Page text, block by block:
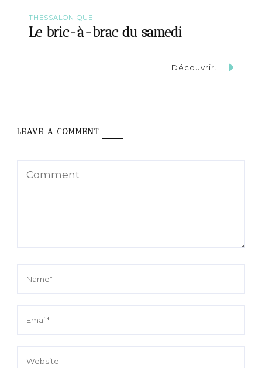
THESSALONIQUE
Le bric-à-brac du samedi
Découvrir...
LEAVE A COMMENT